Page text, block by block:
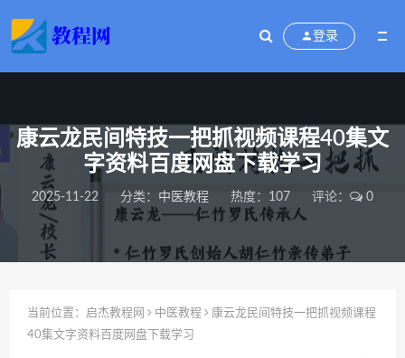
登录
康云龙民间特技一把抓视频课程40集文
字资料百度网盘下载学习
2025-11-22 分类： 中医教程 热度：107 评论： 0
当前位置： 启杰教程网 中医教程
康云龙民间特技一把抓视频课程
40集文字资料百度网盘下载学习